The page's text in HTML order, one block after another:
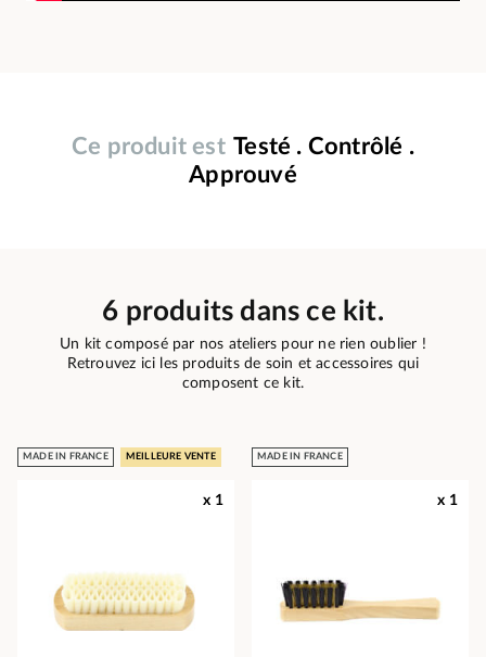
Ce produit est Testé . Contrôlé .
Approuvé
6 produits dans ce kit.
Un kit composé par nos ateliers pour ne rien oublier !
Retrouvez ici les produits de soin et accessoires qui
composent ce kit.
MADE IN FRANCE MEILLEURE VENTE
x 1
MADE IN FRANCE
x 1